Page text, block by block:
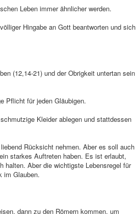
Leben immer ähnlicher werden.
Hingabe an Gott beantworten und sich
(12,14-21) und der Obrigkeit untertan sein
Pflicht für jeden Gläubigen.
Kleider ablegen und stattdessen
Rücksicht nehmen. Aber es soll auch
starkes Auftreten haben. Es ist erlaubt,
halten. Aber die wichtigste Lebensregel für
im Glauben.
dann zu den Römern kommen, um